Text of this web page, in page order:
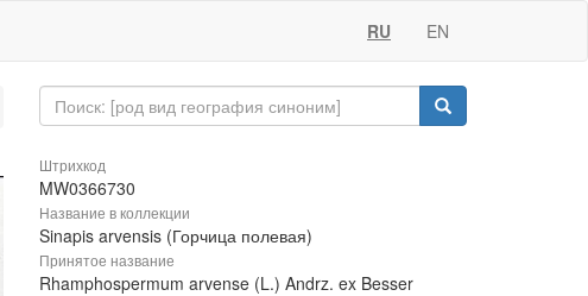
RU EN
Штрихкод
MW0366730
Название в коллекции
Sinapis arvensis (Горчица полевая)
Принятое название
Rhamphospermum arvense (L.) Andrz. ex Besser